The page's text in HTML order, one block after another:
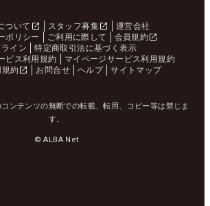
ついて スタッフ募集
運営会社
ポリシー
ご利用に際して
会員規約
イン
特定商取引法に基づく表示
ビス利用規約
マイページサービス利用規約
約
お問合せ ヘルプ サイトマップ
ンテンツの無断での転載、転用、コピー等は禁じま
す。
© ALBA Net